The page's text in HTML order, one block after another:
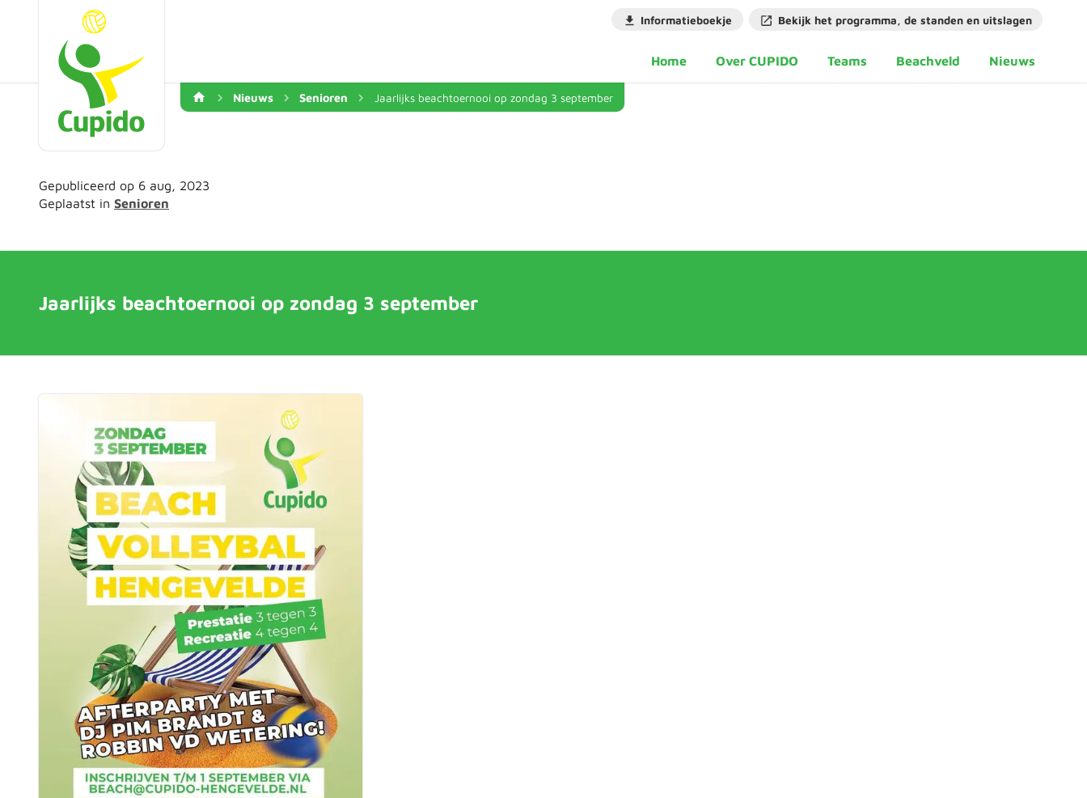
Informatieboekje Bekijk het programma, de standen en uitslagen
Home Over CUPIDO Teams Beachveld Nieuws
Nieuws Senioren Jaarlijks beachtoernooi op zondag 3 september
Gepubliceerd op 6 aug, 2023
Geplaatst in Senioren
Jaarlijks beachtoernooi op zondag 3 september